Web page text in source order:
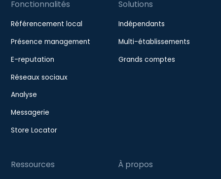
Fonctionnalités
Référencement local
Présence management
E-reputation
Réseaux sociaux
Analyse
Messagerie
Store Locator
Solutions
Indépendants
Multi-établissements
Grands comptes
Ressources À propos